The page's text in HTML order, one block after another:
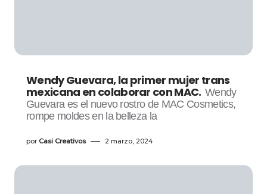
Wendy Guevara, la primer mujer trans
mexicana en colaborar con MAC. Wendy
Guevara es el nuevo rostro de MAC Cosmetics,
rompe moldes en la belleza la
por Casi Creativos 2 marzo, 2024